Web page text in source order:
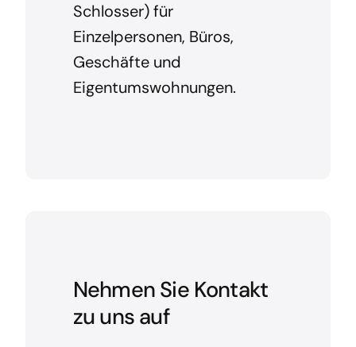
Schlosser) für
Einzelpersonen, Büros,
Geschäfte und
Eigentumswohnungen.
Nehmen Sie Kontakt
zu uns auf